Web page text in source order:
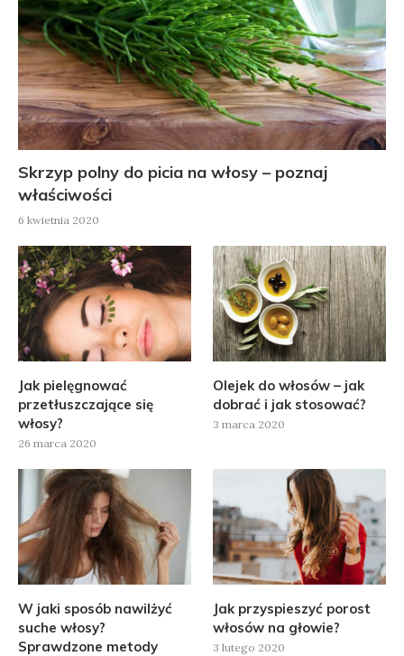
Skrzyp polny do picia na włosy – poznaj
właściwości
6 kwietnia 2020
Jak pielęgnować
przetłuszczające się
włosy?
26 marca 2020
Olejek do włosów – jak
dobrać i jak stosować?
3 marca 2020
W jaki sposób nawilżyć
suche włosy?
Sprawdzone metody
Jak przyspieszyć porost
włosów na głowie?
3 lutego 2020